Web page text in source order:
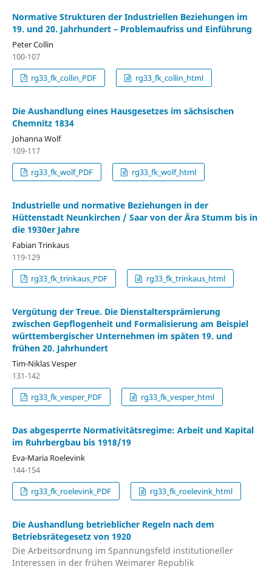
Normative Strukturen der Industriellen Beziehungen im
19. und 20. Jahrhundert – Problemaufriss und Einführung
Peter Collin
100-107
rg33_fk_collin_PDF
rg33_fk_collin_html
Die Aushandlung eines Hausgesetzes im sächsischen
Chemnitz 1834
Johanna Wolf
109-117
rg33_fk_wolf_PDF
rg33_fk_wolf_html
Industrielle und normative Beziehungen in der
Hüttenstadt Neunkirchen / Saar von der Ära Stumm bis in
die 1930er Jahre
Fabian Trinkaus
119-129
rg33_fk_trinkaus_PDF
rg33_fk_trinkaus_html
Vergütung der Treue. Die Dienstaltersprämierung
zwischen Gepﬂogenheit und Formalisierung am Beispiel
württembergischer Unternehmen im späten 19. und
frühen 20. Jahrhundert
Tim-Niklas Vesper
131-142
rg33_fk_vesper_PDF
rg33_fk_vesper_html
Das abgesperrte Normativitätsregime: Arbeit und Kapital
im Ruhrbergbau bis 1918/19
Eva-Maria Roelevink
144-154
rg33_fk_roelevink_PDF
rg33_fk_roelevink_html
Die Aushandlung betrieblicher Regeln nach dem
Betriebsrätegesetz von 1920
Die Arbeitsordnung im Spannungsfeld institutioneller
Interessen in der frühen Weimarer Republik